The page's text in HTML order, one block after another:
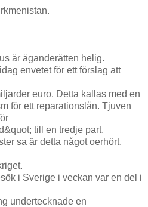
är äganderätten helig.
envetet för ett förslag att
euro. Detta kallas med en
för ett reparationslån. Tjuven
till en tredje part.
sa är detta något oerhört,
i Sverige i veckan var en del i
undertecknade en